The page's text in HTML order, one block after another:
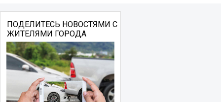
ПОДЕЛИТЕСЬ НОВОСТЯМИ С
ЖИТЕЛЯМИ ГОРОДА